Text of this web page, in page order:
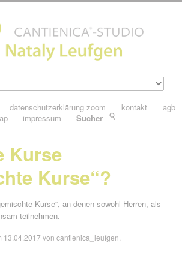
datenschutzerklärung zoom kontakt
agb
impressum
Kurse
Kurse“?
Kurse“, an denen sowohl Herren, als
teilnehmen.
13.04.2017 von cantienica_leufgen.